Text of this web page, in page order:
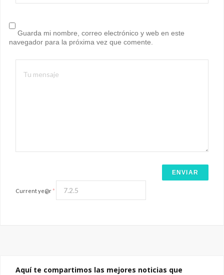
Guarda mi nombre, correo electrónico y web en este
navegador para la próxima vez que comente.
Current ye@r *
Aquí te compartimos las mejores noticias que